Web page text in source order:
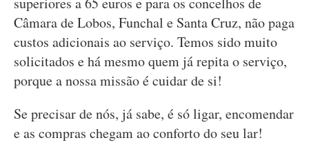
Câmara de Lobos, Funchal e Santa Cruz, não paga
custos adicionais ao serviço. Temos sido muito
solicitados e há mesmo quem já repita o serviço,
porque a nossa missão é cuidar de si!
Se precisar de nós, já sabe, é só ligar, encomendar
e as compras chegam ao conforto do seu lar!